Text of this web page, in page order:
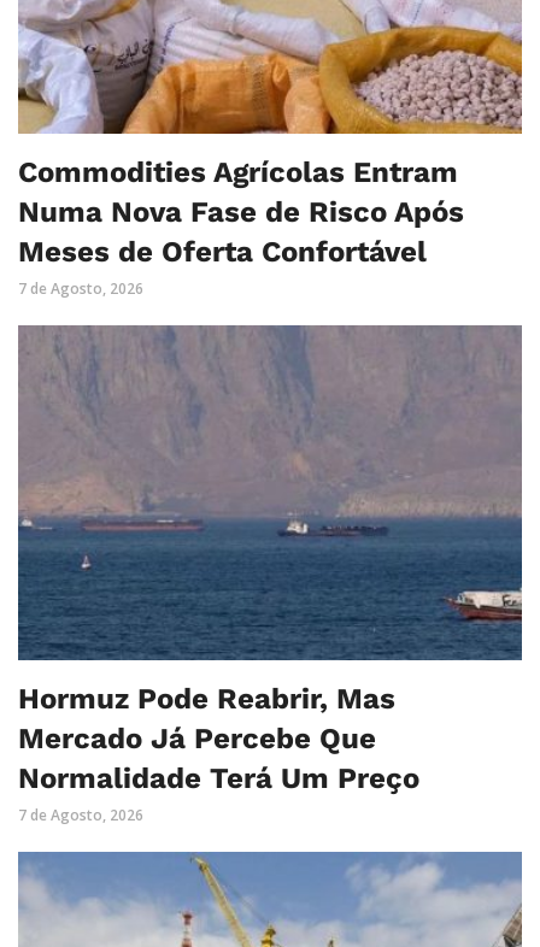
Commodities Agrícolas Entram
Numa Nova Fase de Risco Após
Meses de Oferta Confortável
7 de Agosto, 2026
Hormuz Pode Reabrir, Mas
Mercado Já Percebe Que
Normalidade Terá Um Preço
7 de Agosto, 2026